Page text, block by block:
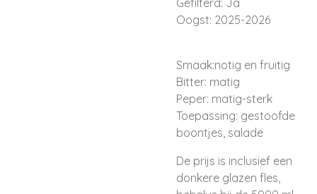
Gefilterd: Ja
Oogst: 2025-2026
Smaak:notig en fruitig
Bitter: matig
Peper: matig-sterk
Toepassing: gestoofde
boontjes, salade
De prijs is inclusief een
donkere glazen fles,